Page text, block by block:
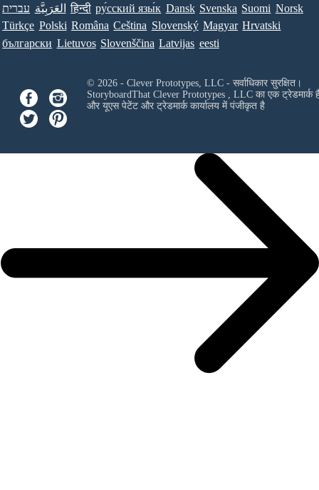
עברית العَرَبِيَّة हिन्दी ру́сский язы́к Dansk Svenska Suomi Norsk
Türkçe Polski Româna Ceština Slovenský Magyar Hrvatski
български Lietuvos Slovenščina Latvijas eesti
© 2026 - Clever Prototypes, LLC - सर्वाधिकार सुरक्षित।
StoryboardThat Clever Prototypes , LLCका एक ट्रेडमार्क
और यूएस पेटेंट और ट्रेडमार्क कार्यालय में पंजीकृत है